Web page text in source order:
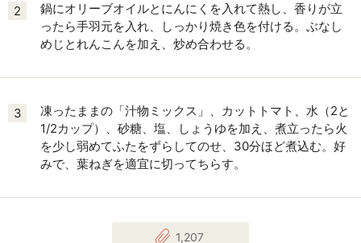
2
鍋にオリーブオイルとにんにくを入れて熱し、香りが立
ったら手羽元を入れ、しっかり焼き色を付ける。ぶなし
めじとれんこんを加え、炒め合わせる。
3
凍ったままの「汁物ミックス」、カットトマト、水（2と
1/2カップ）、砂糖、塩、しょうゆを加え、煮立ったら火
を少し弱めてふたをずらしてのせ、30分ほど煮込む。好
みで、葉ねぎを適宜に切ってちらす。
1,207